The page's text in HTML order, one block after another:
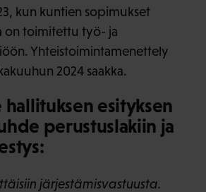
kun kuntien sopimukset
on toimitettu työ- ja
Yhteistoimintamenettely
2024 saakka.
esityksen
perustuslakiin ja
järjestämisvastuusta.